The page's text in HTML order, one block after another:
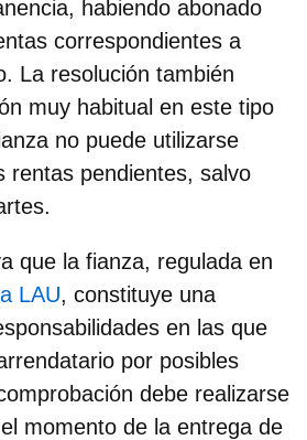
habiendo abonado
correspondientes a
. La resolución también
muy habitual en este tipo
no puede utilizarse
rentas pendientes, salvo
que la fianza, regulada en
LAU, constituye una
en las que
por posibles
debe realizarse
momento de la entrega de